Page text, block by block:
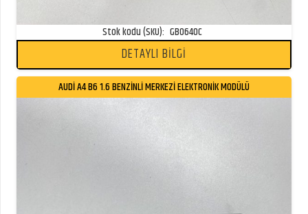
Stok kodu (SKU): GB0640C
DETAYLI BİLGİ
AUDİ A4 B6 1.6 BENZİNLİ MERKEZİ ELEKTRONİK MODÜLÜ